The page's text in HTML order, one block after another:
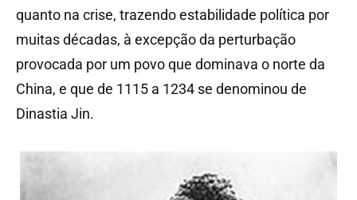
quanto na crise, trazendo estabilidade política por
muitas décadas, à excepção da perturbação
provocada por um povo que dominava o norte da
China, e que de 1115 a 1234 se denominou de
Dinastia Jin.